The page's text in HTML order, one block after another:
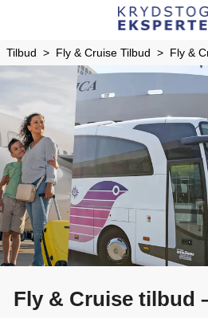
Tilbud Fly & Cruise Tilbud Fly &
Fly & Cruise tilbud